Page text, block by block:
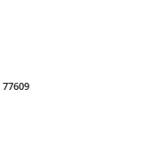
77609